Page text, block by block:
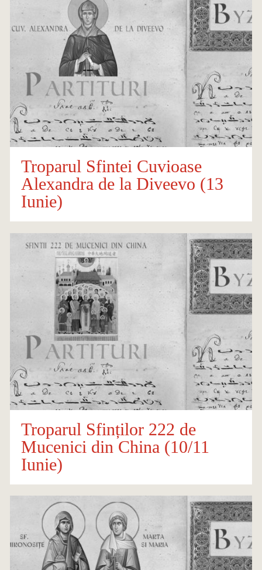
Troparul Sfintei Cuvioase
Alexandra de la Diveevo (13
Iunie)
Troparul Sfinților 222 de
Mucenici din China (10/11
Iunie)